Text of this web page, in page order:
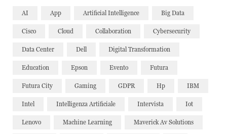
AI App Artificial Intelligence Big Data
Cisco Cloud Collaboration Cybersecurity
Data Center Dell Digital Transformation
Education Epson Evento Futura
Futura City Gaming GDPR Hp IBM
Intel Intelligenza Artificiale Intervista Iot
Lenovo Machine Learning Maverick Av Solutions